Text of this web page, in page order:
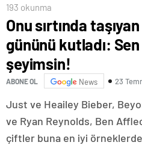
193 okunma
Onu sırtında
gününü kutladı:
şeyimsin!
ABONE OL News 23
Just ve Heailey Bieber,
ve Ryan Reynolds, Ben
çiftler buna en iyi